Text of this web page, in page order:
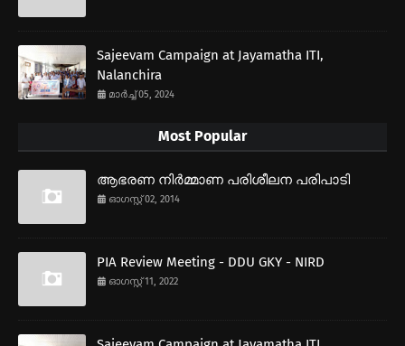
Sajeevam Campaign at Jayamatha ITI,
Nalanchira
മാർച്ച് 05, 2024
Most Popular
ആഭരണ നിര്‍മ്മാണ പരിശീലന പരിപാടി
ഓഗസ്റ്റ് 02, 2014
PIA Review Meeting - DDU GKY - NIRD
ഓഗസ്റ്റ് 11, 2022